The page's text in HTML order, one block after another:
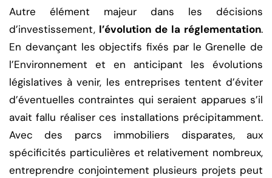
Autre élément majeur dans les décisions
d’investissement, l’évolution de la réglementation.
En devançant les objectifs fixés par le Grenelle de
l’Environnement et en anticipant les évolutions
législatives à venir, les entreprises tentent d’éviter
d’éventuelles contraintes qui seraient apparues s’il
avait fallu réaliser ces installations précipitamment.
Avec des parcs immobiliers disparates, aux
spécificités particulières et relativement nombreux,
entreprendre conjointement plusieurs projets peut